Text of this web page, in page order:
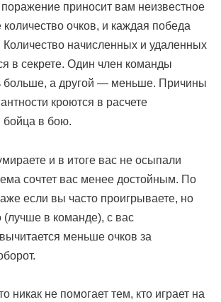
приносит вам неизвестное
количество очков, и каждая победа
начисленных и удаленных
в секрете. Один член команды
больше, а другой — меньше. Причины
кроются в расчете
бойца в бою.
и в итоге вас не осыпали
сочтет вас менее достойным. По
если вы часто проигрываете, но
(лучше в команде), с вас
меньше очков за
никак не помогает тем, кто играет на